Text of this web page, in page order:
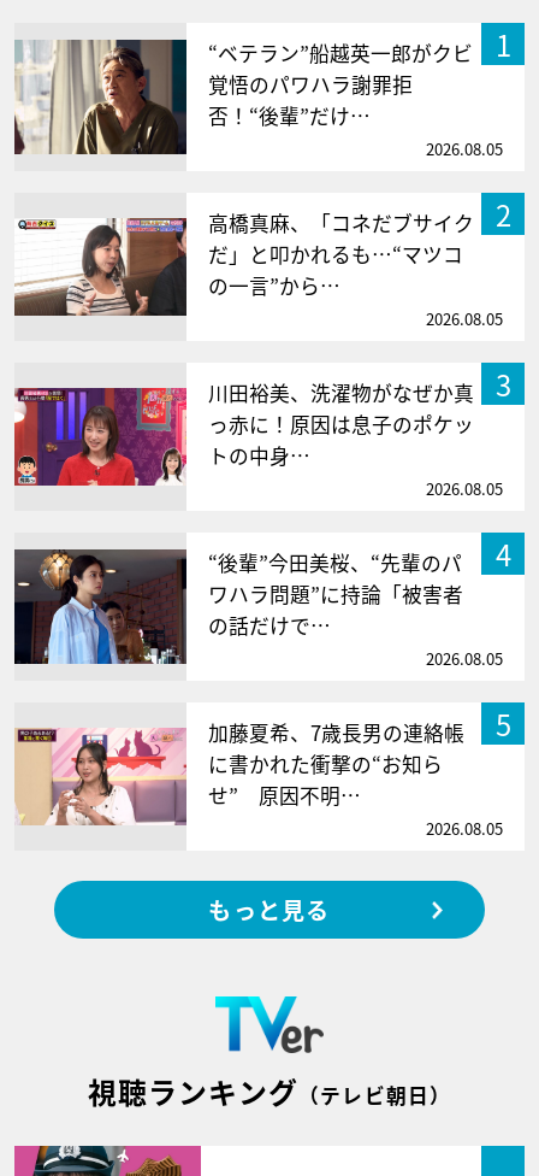
1
“ベテラン”船越英一郎がクビ
覚悟のパワハラ謝罪拒
否！“後輩”だけ…
2026.08.05
2
高橋真麻、「コネだブサイク
だ」と叩かれるも…“マツコ
の一言”から…
2026.08.05
3
川田裕美、洗濯物がなぜか真
っ赤に！原因は息子のポケッ
トの中身…
2026.08.05
4
“後輩”今田美桜、“先輩のパ
ワハラ問題”に持論「被害者
の話だけで…
2026.08.05
5
加藤夏希、7歳長男の連絡帳
に書かれた衝撃の“お知ら
せ” 原因不明…
2026.08.05
もっと見る
視聴ランキング （テレビ朝日）